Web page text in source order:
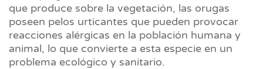
que produce sobre la vegetación, las orugas
poseen pelos urticantes que pueden provocar
reacciones alérgicas en la población humana y
animal, lo que convierte a esta especie en un
problema ecológico y sanitario.